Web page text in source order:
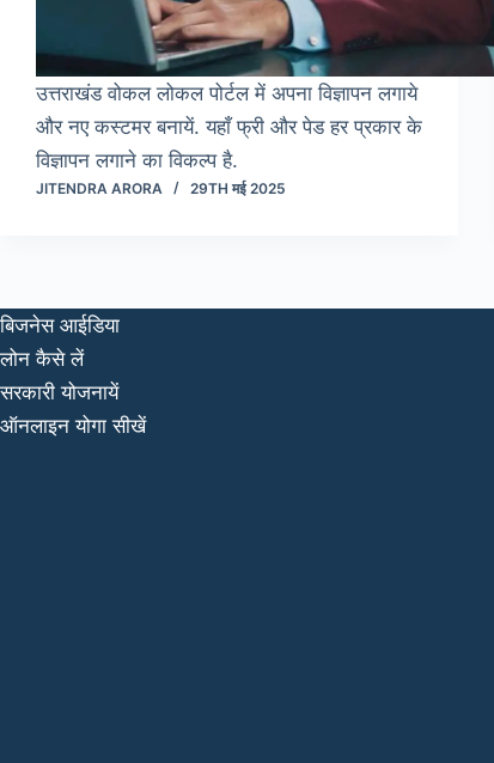
उत्तराखंड वोकल लोकल पोर्टल में अपना विज्ञापन लगाये
और नए कस्टमर बनायें. यहाँ फ्री और पेड हर प्रकार के
विज्ञापन लगाने का विकल्प है.
JITENDRA ARORA 29TH मई 2025
बिजनेस आईडिया
लोन कैसे लें
सरकारी योजनायें
ऑनलाइन योगा सीखें